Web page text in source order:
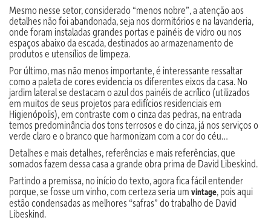
Mesmo nesse setor, considerado “menos nobre”, a atenção aos
detalhes não foi abandonada, seja nos dormitórios e na lavanderia,
onde foram instaladas grandes portas e painéis de vidro ou nos
espaços abaixo da escada, destinados ao armazenamento de
produtos e utensílios de limpeza.
Por último, mas não menos importante, é interessante ressaltar
como a paleta de cores evidencia os diferentes eixos da casa. No
jardim lateral se destacam o azul dos painéis de acrílico (utilizados
em muitos de seus projetos para edifícios residenciais em
Higienópolis), em contraste com o cinza das pedras, na entrada
temos predominância dos tons terrosos e do cinza, já nos serviços o
verde claro e o branco que harmonizam com a cor do céu…
Detalhes e mais detalhes, referências e mais referências, que
somados fazem dessa casa a grande obra prima de David Libeskind.
Partindo a premissa, no início do texto, agora fica fácil entender
porque, se fosse um vinho, com certeza seria um vintage, pois aqui
estão condensadas as melhores “safras” do trabalho de David
Libeskind.